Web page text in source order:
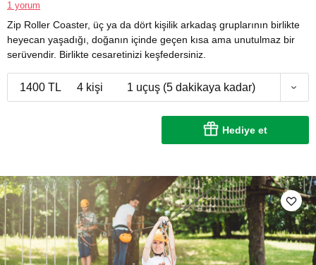
1 yorum
Zip Roller Coaster, üç ya da dört kişilik arkadaş gruplarının birlikte
heyecan yaşadığı, doğanın içinde geçen kısa ama unutulmaz bir
serüvendir. Birlikte cesaretinizi keşfedersiniz.
1400 TL 4 kişi 1 uçuş (5 dakikaya kadar)
Hediye et